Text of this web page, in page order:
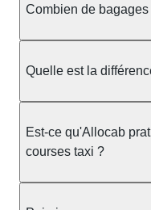
Combien de
taxi berline accueille
ou nombreux,
au chauffeur" lors de
pas impacté par le
Quelle est la
prendre en charge
station ou sur
réservation et
Est-ce qu'Allocab
courses taxi ?